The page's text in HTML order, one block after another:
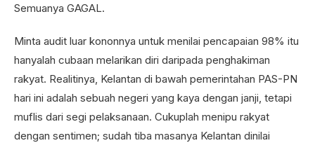
Semuanya GAGAL.
Minta audit luar kononnya untuk menilai pencapaian 98% itu
hanyalah cubaan melarikan diri daripada penghakiman
rakyat. Realitinya, Kelantan di bawah pemerintahan PAS-PN
hari ini adalah sebuah negeri yang kaya dengan janji, tetapi
muflis dari segi pelaksanaan. Cukuplah menipu rakyat
dengan sentimen; sudah tiba masanya Kelantan dinilai